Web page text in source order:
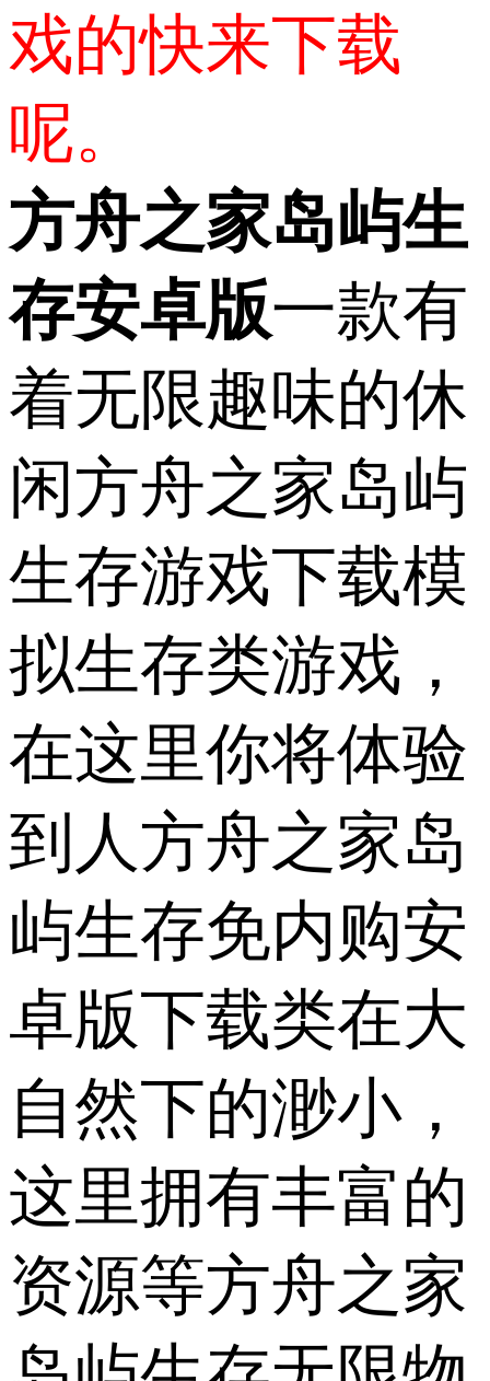
戏的快来下载
呢。
方舟之家岛屿生
存安卓版一款有
着无限趣味的休
闲方舟之家岛屿
生存游戏下载模
拟生存类游戏，
在这里你将体验
到人方舟之家岛
屿生存免内购安
卓版下载类在大
自然下的渺小，
这里拥有丰富的
资源等方舟之家